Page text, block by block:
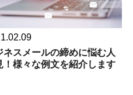
ネスメールの締めに悩む人
！様々な例文を紹介します